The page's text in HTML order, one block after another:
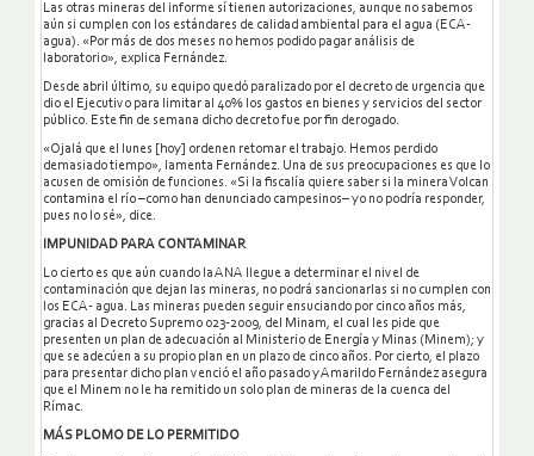
Las otras mineras del informe sí tienen autorizaciones, aunque no sabemos
aún si cumplen con los estándares de calidad ambiental para el agua (ECA-
agua). «Por más de dos meses no hemos podido pagar análisis de
laboratorio», explica Fernández.
Desde abril último, su equipo quedó paralizado por el decreto de urgencia que
dio el Ejecutivo para limitar al 40% los gastos en bienes y servicios del sector
público. Este fin de semana dicho decreto fue por fin derogado.
«Ojalá que el lunes [hoy] ordenen retomar el trabajo. Hemos perdido
demasiado tiempo», lamenta Fernández. Una de sus preocupaciones es que lo
acusen de omisión de funciones. «Si la fiscalía quiere saber si la minera Volcan
contamina el río –como han denunciado campesinos– yo no podría responder,
pues no lo sé», dice.
IMPUNIDAD PARA CONTAMINAR
Lo cierto es que aún cuando la ANA llegue a determinar el nivel de
contaminación que dejan las mineras, no podrá sancionarlas si no cumplen con
los ECA- agua. Las mineras pueden seguir ensuciando por cinco años más,
gracias al Decreto Supremo 023-2009, del Minam, el cual les pide que
presenten un plan de adecuación al Ministerio de Energía y Minas (Minem); y
que se adecúen a su propio plan en un plazo de cinco años. Por cierto, el plazo
para presentar dicho plan venció el año pasado y Amarildo Fernández asegura
que el Minem no le ha remitido un solo plan de mineras de la cuenca del
Rímac.
MÁS PLOMO DE LO PERMITIDO